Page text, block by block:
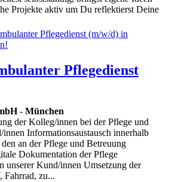
Projekte aktiv um Du reflektierst Deine
Pflegedienst
- München
der Kolleg/innen bei der Pflege und
Informationsaustausch innerhalb
an der Pflege und Betreuung
Dokumentation der Pflege
unserer Kund/innen Umsetzung der
Fahrrad, zu...